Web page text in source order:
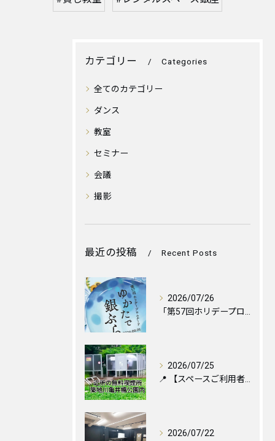
カテゴリー Categories
全てのカテゴリー
ダンス
教室
セミナー
会議
撮影
最近の投稿 Recent Posts
2026/07/26
2026/07/25
2026/07/22